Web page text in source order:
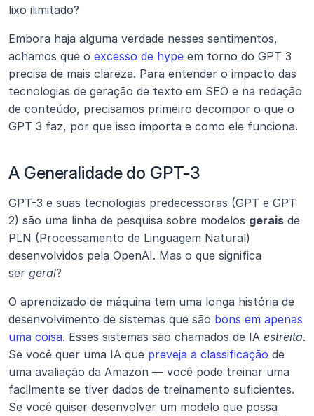
lixo ilimitado?
Embora haja alguma verdade nesses sentimentos,
achamos que o excesso de hype em torno do GPT 3
precisa de mais clareza. Para entender o impacto das
tecnologias de geração de texto em SEO e na redação
de conteúdo, precisamos primeiro decompor o que o
GPT 3 faz, por que isso importa e como ele funciona.
A Generalidade do GPT-3
GPT-3 e suas tecnologias predecessoras (GPT e GPT
2) são uma linha de pesquisa sobre modelos gerais de
PLN (Processamento de Linguagem Natural)
desenvolvidos pela OpenAI. Mas o que significa
ser geral?
O aprendizado de máquina tem uma longa história de
desenvolvimento de sistemas que são bons em apenas
uma coisa. Esses sistemas são chamados de IA estreita.
Se você quer uma IA que preveja a classificação de
uma avaliação da Amazon — você pode treinar uma
facilmente se tiver dados de treinamento suficientes.
Se você quiser desenvolver um modelo que possa